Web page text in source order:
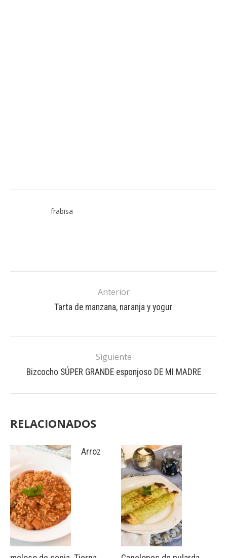
frabisa
Anterior
Tarta de manzana, naranja y yogur
Siguiente
Bizcocho SÚPER GRANDE esponjoso DE MI MADRE
RELACIONADOS
Arroz